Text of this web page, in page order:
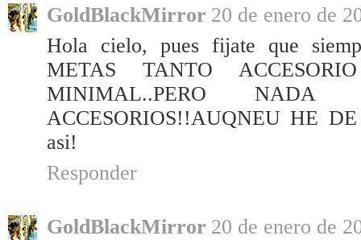
GoldBlackMirror 20 de enero de
Hola cielo, pues fijate que
METAS TANTO
MINIMAL..PERO
ACCESORIOS!!AUQNEU HE
asi!
Responder
GoldBlackMirror 20 de enero de